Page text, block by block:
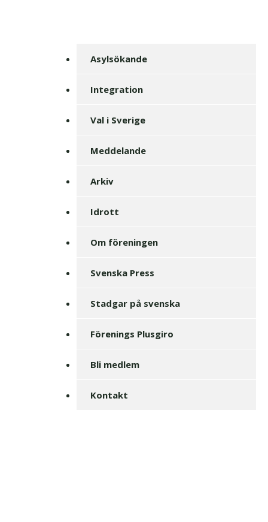
Asylsökande
Integration
Val i Sverige
Meddelande
Arkiv
Idrott
Om föreningen
Svenska Press
Stadgar på svenska
Förenings Plusgiro
Bli medlem
Kontakt